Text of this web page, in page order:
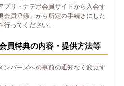
プリ・ナデポ会員サイトから入会す
会員登録」から所定の手続きにした
ってください。
員特典の内容・提供方法等
ンバーズへの事前の通知なく変更す